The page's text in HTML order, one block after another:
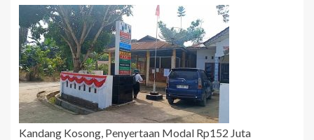
Kandang Kosong, Penyertaan Modal Rp152 Juta